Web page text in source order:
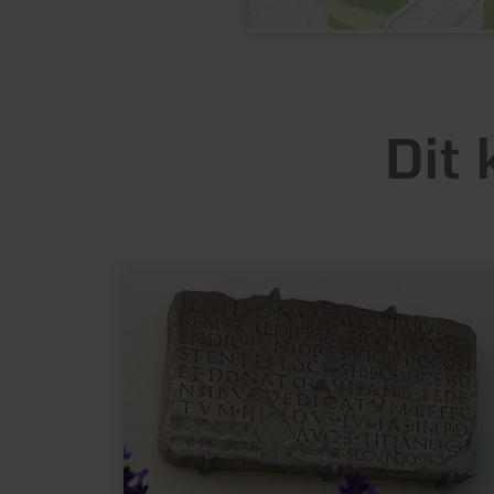
Dit
informatie
Archeologische
rondwandeling